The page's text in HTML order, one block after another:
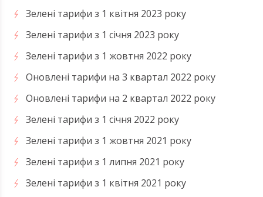
Зелені тарифи з 1 квітня 2023 року
Зелені тарифи з 1 січня 2023 року
Зелені тарифи з 1 жовтня 2022 року
Оновлені тарифи на 3 квартал 2022 року
Оновлені тарифи на 2 квартал 2022 року
Зелені тарифи з 1 січня 2022 року
Зелені тарифи з 1 жовтня 2021 року
Зелені тарифи з 1 липня 2021 року
Зелені тарифи з 1 квітня 2021 року